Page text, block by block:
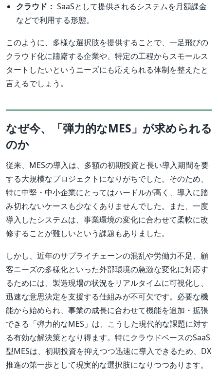
クラウド： SaaSとして提供されるシステムを月額課金
などで利用する形態。
このように、多様な選択肢を提供することで、一足飛びの
クラウド化に躊躇する企業や、特定の工程からスモールス
タートしたいというニーズにも応えられる体制を整えたと
言えるでしょう。
なぜ今、「弾力的なMES」が求められる
のか
従来、MESの導入は、多額の初期投資と長い導入期間を要
する大規模なプロジェクトになりがちでした。そのため、
特に中堅・中小企業にとってはハードルが高く、導入に踏
み切れないケースも少なくありませんでした。また、一度
導入したシステムは、事業環境の変化に合わせて柔軟に改
修することが難しいという課題もありました。
しかし、近年のサプライチェーンの混乱や労働力不足、顧
客ニーズの多様化といった外部環境の急激な変化に対応す
るためには、製造現場の状況をリアルタイムに可視化し、
迅速な意思決定を支援する仕組みが不可欠です。必要な機
能から始められ、事業の成長に合わせて機能を追加・拡張
できる「弾力的なMES」は、こうした現代的な課題に対す
る有効な解決策となり得ます。特にクラウドベースのSaaS
型MESは、初期投資を抑えつつ迅速に導入できるため、DX
推進の第一歩として現実的な選択肢になりつつあります。